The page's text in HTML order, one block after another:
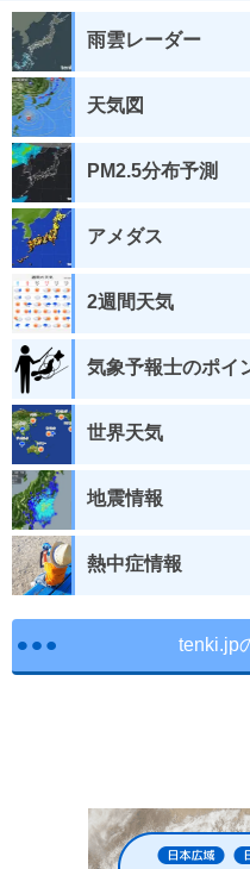
雨雲レーダー
天気図
PM2.5分布予測
アメダス
2週間天気
気象予報士のポイ
世界天気
地震情報
熱中症情報
tenki.jp